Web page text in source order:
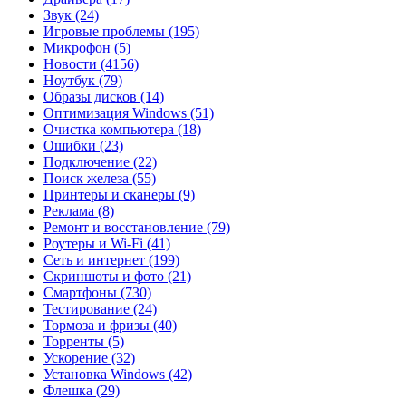
Звук (24)
Игровые проблемы (195)
Микрофон (5)
Новости (4156)
Ноутбук (79)
Образы дисков (14)
Оптимизация Windows (51)
Очистка компьютера (18)
Ошибки (23)
Подключение (22)
Поиск железа (55)
Принтеры и сканеры (9)
Реклама (8)
Ремонт и восстановление (79)
Роутеры и Wi-Fi (41)
Сеть и интернет (199)
Скриншоты и фото (21)
Смартфоны (730)
Тестирование (24)
Тормоза и фризы (40)
Торренты (5)
Ускорение (32)
Установка Windows (42)
Флешка (29)